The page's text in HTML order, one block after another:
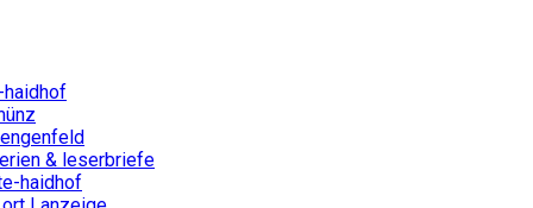
haidhof
& leserbriefe
haidhof